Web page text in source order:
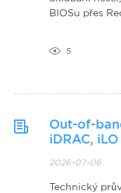
5
BIOSu přes
Out-of-
iDRAC,
2026-07-06
Technický